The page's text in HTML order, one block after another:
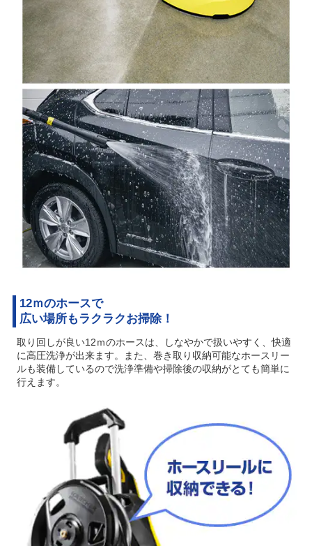
12ｍのホースで
広い場所もラクラクお掃除！
取り回しが良い12ｍのホースは、しなやかで扱いやすく、快適
に高圧洗浄が出来ます。また、巻き取り収納可能なホースリー
ルも装備しているので洗浄準備や掃除後の収納がとても簡単に
行えます。